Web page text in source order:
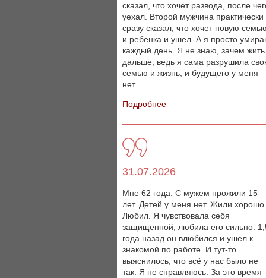
сказал, что хочет развода, после
уехал. Второй мужчина практически
сразу сказал, что хочет новую семью
и ребенка и ушел. А я просто
каждый день. Я не знаю, зачем жить
дальше, ведь я сама разрушила
семью и жизнь, и будущего у меня
нет.
Подробнее
31.07.2026
Мне 62 года. С мужем прожили 15
лет. Детей у меня нет. Жили хорошо.
Любил. Я чувствовала себя
защищенной, любила его сильно.
года назад он влюбился и ушел к
знакомой по работе. И тут-то
выяснилось, что всё у нас было не
так. Я не справляюсь. За это время